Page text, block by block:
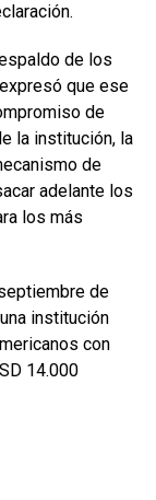
de los
que ese
de
la institución, la
de
adelante los
los más
de
institución
con
14.000